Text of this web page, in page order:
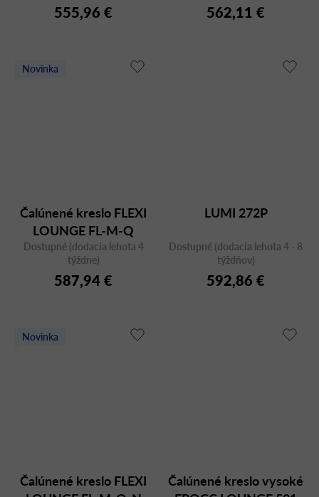
555,96 € 562,11 €
Novinka
Čalúnené kreslo FLEXI
LOUNGE FL-M-Q
Dostupné (dodacia lehota 4
týždne)
587,94 €
LUMI 272P
Dostupné (dodacia lehota 4 - 8
týždňov)
592,86 €
Novinka
Čalúnené kreslo FLEXI
Čalúnené kreslo vysoké